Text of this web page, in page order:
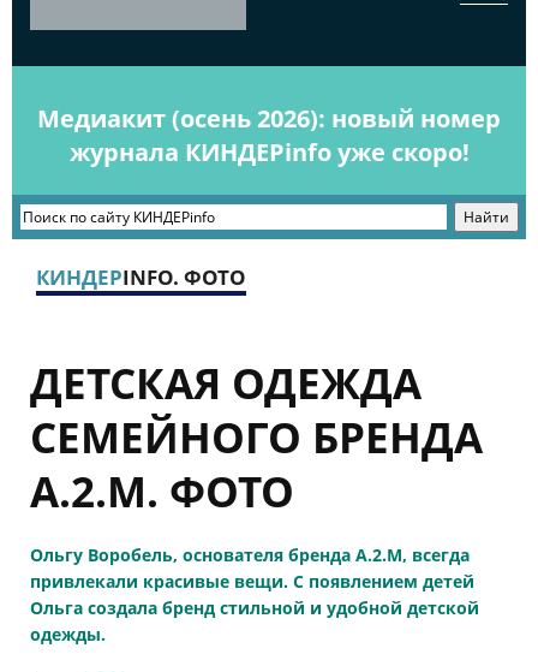
Медиакит (осень 2026): новый номер
журнала КИНДЕРinfo уже скоро!
КИНДЕРINFO. ФОТО
ДЕТСКАЯ ОДЕЖДА
СЕМЕЙНОГО БРЕНДА
А.2.М. ФОТО
Ольгу Воробель, основателя бренда A.2.M, всегда
привлекали красивые вещи. С появлением детей
Ольга создала бренд стильной и удобной детской
одежды.